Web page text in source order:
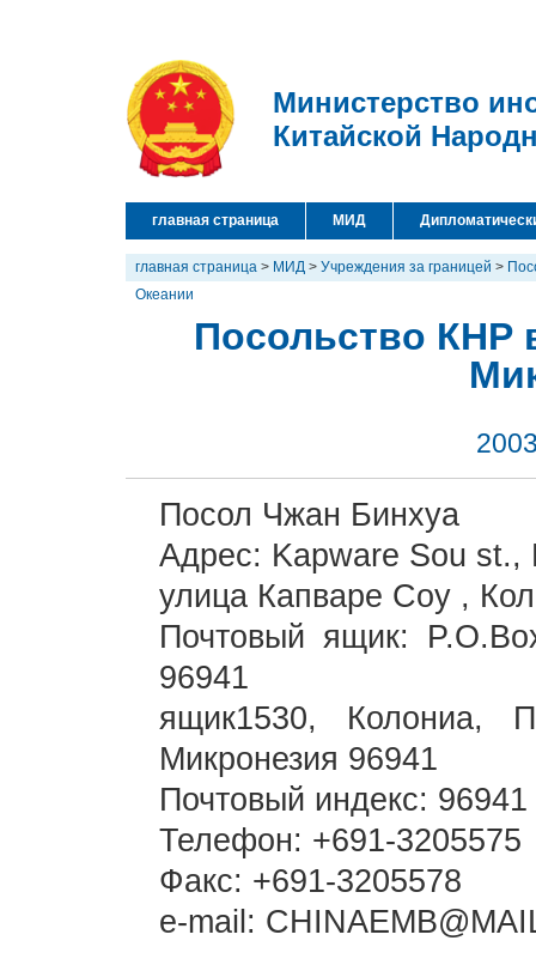
Министерство
Китайской
главная страница МИД
главная страница > МИД > Учреждения за границей >
Океании
Посольство КНР
Посол Чжан Бинхуа
Адрес: Kapware Sou st.,
улица Капваре Соу ,
Почтовый ящик:
96941
ящик1530, Колониа,
Микронезия 96941
Почтовый индекс: 96941
Телефон: +691-3205575
Факс: +691-3205578
e-mail: